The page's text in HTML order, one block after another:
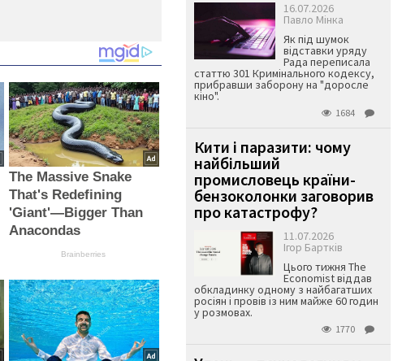
The Massive Snake
That's Redefining
'Giant'—Bigger Than
Anacondas
Brainberries
16.07.2026
Павло Мінка
Як під шумок
відставки уряду
Рада переписала
статтю 301 Кримінального кодексу,
прибравши заборону на "доросле
кіно".
1684
Кити і паразити: чому
найбільший
промисловець країни-
бензоколонки заговорив
про катастрофу?
11.07.2026
Ігор Бартків
Цього тижня The
Economist віддав
обкладинку одному з найбагатших
росіян і провів із ним майже 60 годин
у розмовах.
1770